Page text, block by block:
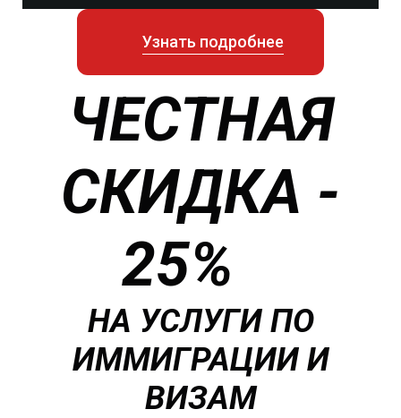
Узнать подробнее
ЧЕСТНАЯ
СКИДКА -
25%
НА УСЛУГИ ПО
ИММИГРАЦИИ И
ВИЗАМ